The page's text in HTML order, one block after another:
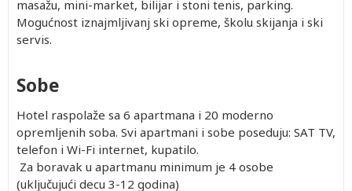
masažu, mini-market, bilijar i stoni tenis, parking.
Mogućnost iznajmljivanj ski opreme, školu skijanja i ski
servis.
Sobe
Hotel raspolaže sa 6 apartmana i 20 moderno
opremljenih soba. Svi apartmani i sobe poseduju: SAT TV,
telefon i Wi-Fi internet, kupatilo.
Za boravak u apartmanu minimum je 4 osobe
(uključujući decu 3-12 godina)